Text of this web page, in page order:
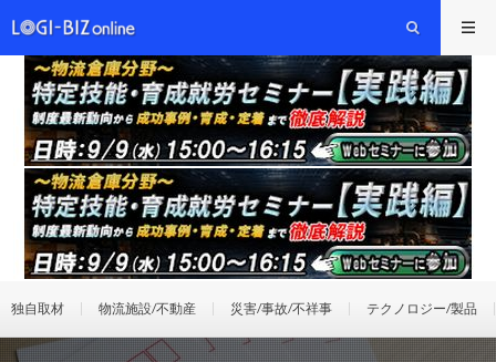
独自取材 物流施設/不動産 災害/事故/不祥事 テクノロジー/製品